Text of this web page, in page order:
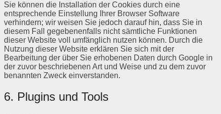
Sie können die Installation der Cookies durch eine
entsprechende Einstellung Ihrer Browser Software
verhindern; wir weisen Sie jedoch darauf hin, dass Sie in
diesem Fall gegebenenfalls nicht sämtliche Funktionen
dieser Website voll umfänglich nutzen können. Durch die
Nutzung dieser Website erklären Sie sich mit der
Bearbeitung der über Sie erhobenen Daten durch Google in
der zuvor beschriebenen Art und Weise und zu dem zuvor
benannten Zweck einverstanden.
6. Plugins und Tools